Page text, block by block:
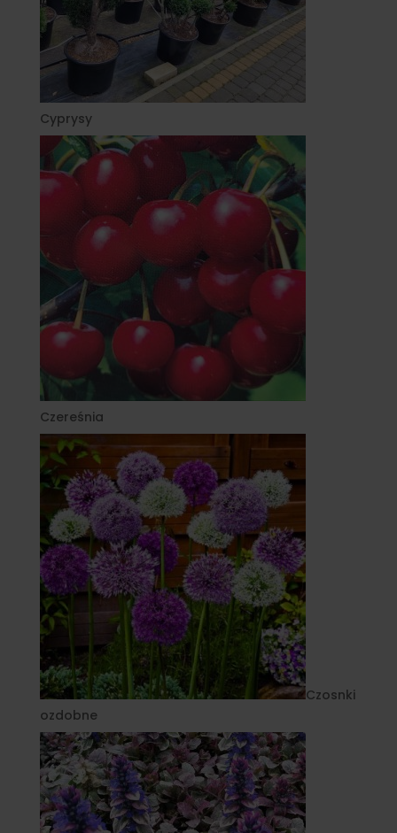
Cyprysy
Czereśnia
Czosnki
ozdobne